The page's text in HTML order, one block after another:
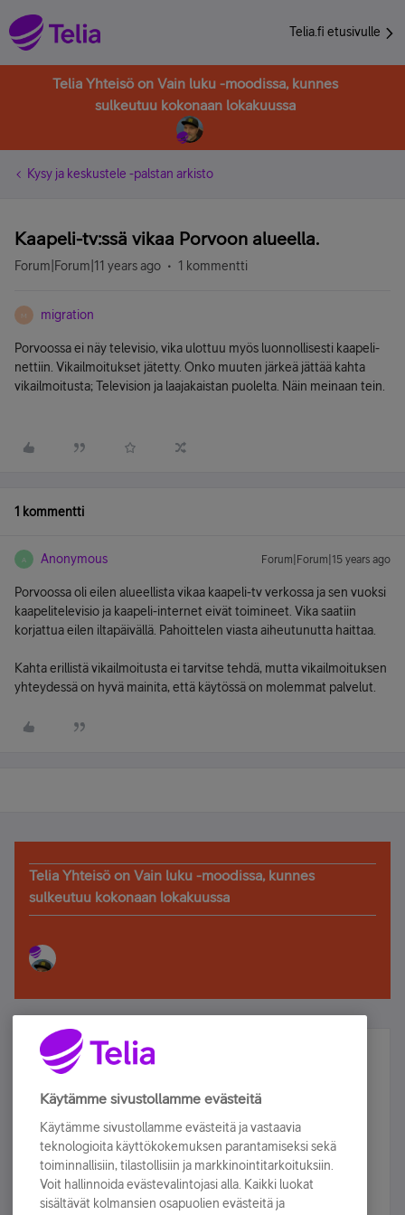
Telia.fi etusivulle
Telia Yhteisö on Vain luku -moodissa, kunnes
sulkeutuu kokonaan lokakuussa
Kysy ja keskustele -palstan arkisto
Kaapeli-tv:ssä vikaa Porvoon alueella.
Forum|Forum|11 years ago 1 kommentti
M migration
Porvoossa ei näy televisio, vika ulottuu myös luonnollisesti kaapeli-
nettiin. Vikailmoitukset jätetty. Onko muuten järkeä jättää kahta
vikailmoitusta; Television ja laajakaistan puolelta. Näin meinaan tein.
1 kommentti
A Anonymous Forum|Forum|15 years ago
Porvoossa oli eilen alueellista vikaa kaapeli-tv verkossa ja sen vuoksi
kaapelitelevisio ja kaapeli-internet eivät toimineet. Vika saatiin
korjattua eilen iltapäivällä. Pahoittelen viasta aiheutunutta haittaa.
Kahta erillistä vikailmoitusta ei tarvitse tehdä, mutta vikailmoituksen
yhteydessä on hyvä mainita, että käytössä on molemmat palvelut.
Telia Yhteisö on Vain luku -moodissa, kunnes
sulkeutuu kokonaan lokakuussa
Älä jää paitsi – osallistu ja voita!
Tilaa Telian uutiskirje ja olet mukana arvonnassa.
sähköpostiisi.
Tilaa nyt
Käytämme sivustollamme evästeitä
Käytämme sivustollamme evästeitä ja vastaavia
teknologioita käyttökokemuksen parantamiseksi sekä
toiminnallisiin, tilastollisiin ja markkinointitarkoituksiin.
Voit hallinnoida evästevalintojasi alla. Kaikki luokat
sisältävät kolmansien osapuolien evästeitä ja